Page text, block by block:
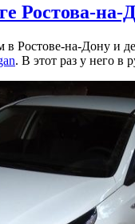
Ростова-на-
в Ростове-на-Дону и
. В этот раз у него в